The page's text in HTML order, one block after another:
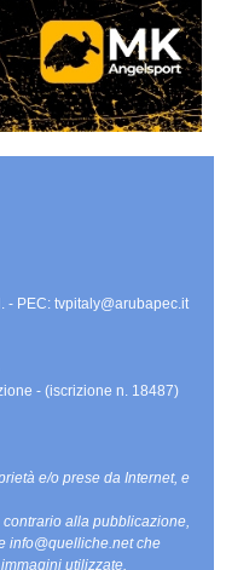
- PEC: tvpitaly@arubapec.it
- (iscrizione n. 18487)
e/o prese da Internet, e
alla pubblicazione,
info@quelliche.net che
utilizzate.